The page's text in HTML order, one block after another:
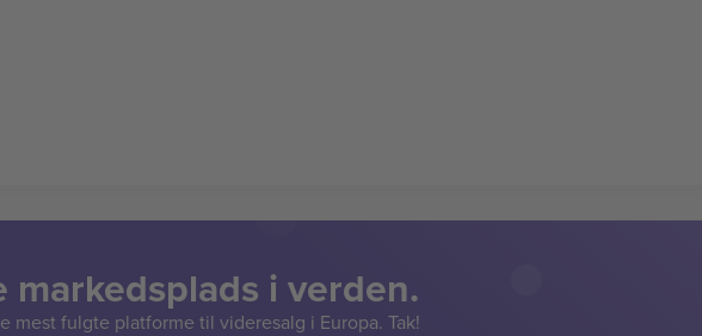
markedsplads i verden.
mest fulgte platforme til videresalg i Europa. Tak!